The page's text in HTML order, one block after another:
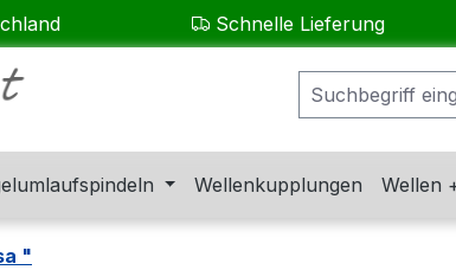
Schnelle Lieferung
Wellenkupplungen Wellen
"